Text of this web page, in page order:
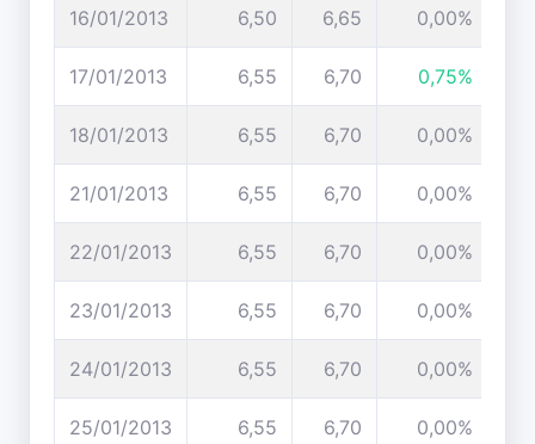
16/01/2013 6,50 6,65 0,00%
17/01/2013 6,55 6,70 0,75%
18/01/2013 6,55 6,70 0,00%
21/01/2013 6,55 6,70 0,00%
22/01/2013 6,55 6,70 0,00%
23/01/2013 6,55 6,70 0,00%
24/01/2013 6,55 6,70 0,00%
25/01/2013 6,55 6,70 0,00%